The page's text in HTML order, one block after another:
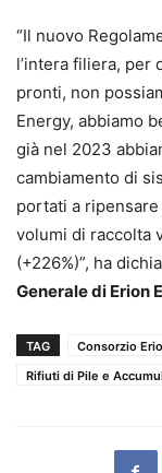
“Il nuovo
l’intera filiera, per
pronti, non
Energy, abbiamo
già nel 2023
cambiamento di
portati a
volumi di raccolta
(+226%)”, ha
Generale di Erion
TAG Consorzio
Rifiuti di Pile e